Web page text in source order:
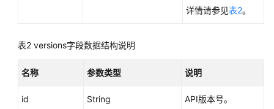
参
见
详情请参见表2。
表2 versions字段数据结构说明
名称 参数类型 说明
id String
API版本号。